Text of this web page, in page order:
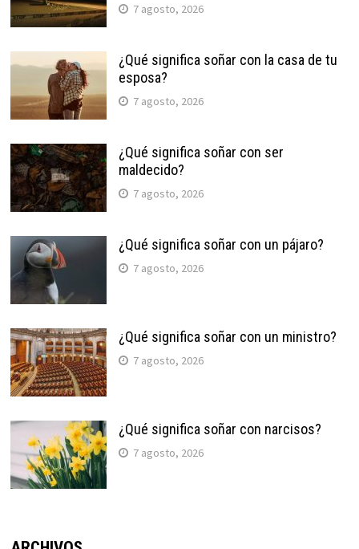
7 agosto, 2026
¿Qué significa soñar con la casa de tu
esposa?
7 agosto, 2026
¿Qué significa soñar con ser
maldecido?
7 agosto, 2026
¿Qué significa soñar con un pájaro?
7 agosto, 2026
¿Qué significa soñar con un ministro?
7 agosto, 2026
¿Qué significa soñar con narcisos?
7 agosto, 2026